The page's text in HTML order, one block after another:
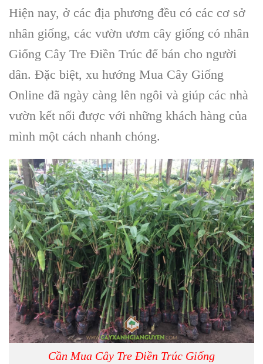
Hiện nay, ở các địa phương đều có các cơ sở
nhân giống, các vườn ươm cây giống có nhân
Giống Cây Tre Điền Trúc để bán cho người
dân. Đặc biệt, xu hướng Mua Cây Giống
Online đã ngày càng lên ngôi và giúp các nhà
vườn kết nối được với những khách hàng của
mình một cách nhanh chóng.
Cần Mua Cây Tre Điền Trúc Giống